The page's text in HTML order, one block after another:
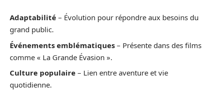
Adaptabilité – Évolution pour répondre aux besoins du
grand public.
Événements emblématiques – Présente dans des films
comme « La Grande Évasion ».
Culture populaire – Lien entre aventure et vie
quotidienne.